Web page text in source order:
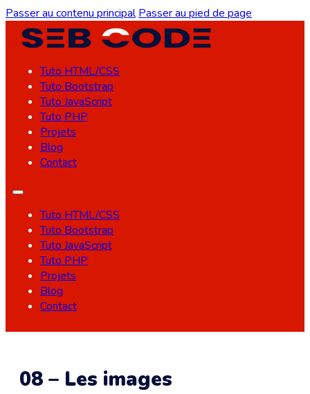
Passer au contenu principal Passer au pied de page
Tuto HTML/CSS
Tuto Bootstrap
Tuto JavaScript
Tuto PHP
Projets
Blog
Contact
Tuto HTML/CSS
Tuto Bootstrap
Tuto JavaScript
Tuto PHP
Projets
Blog
Contact
08 – Les images